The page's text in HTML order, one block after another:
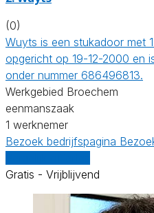
(0)
Wuyts is een stukadoor met
opgericht op 19-12-2000 en
onder nummer 686496813.
Werkgebied Broechem
eenmanszaak
1 werknemer
Bezoek bedrijfspagina
Gratis - Vrijblijvend